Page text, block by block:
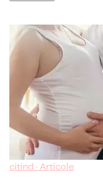
citind · Articole